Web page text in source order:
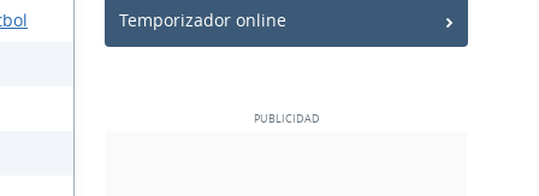
Temporizador online